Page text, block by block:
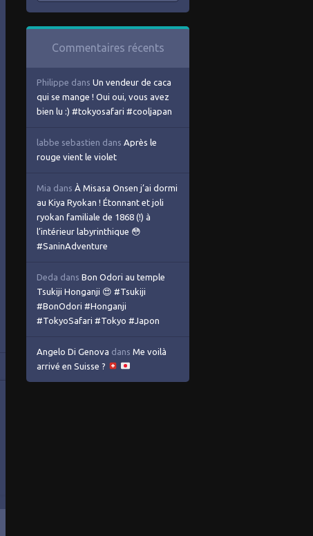
Commentaires récents
Philippe dans Un vendeur de caca
qui se mange ! Oui oui, vous avez
bien lu :) #tokyosafari #cooljapan
labbe sebastien dans Après le
rouge vient le violet
Mia dans À Misasa Onsen j’ai dormi
au Kiya Ryokan ! Étonnant et joli
ryokan familiale de 1868 (!) à
l’intérieur labyrinthique 😳
#SaninAdventure
Deda dans Bon Odori au temple
Tsukiji Honganji 😍 #Tsukiji
#BonOdori #Honganji
#TokyoSafari #Tokyo #Japon
Angelo Di Genova dans Me voilà
arrivé en Suisse ?